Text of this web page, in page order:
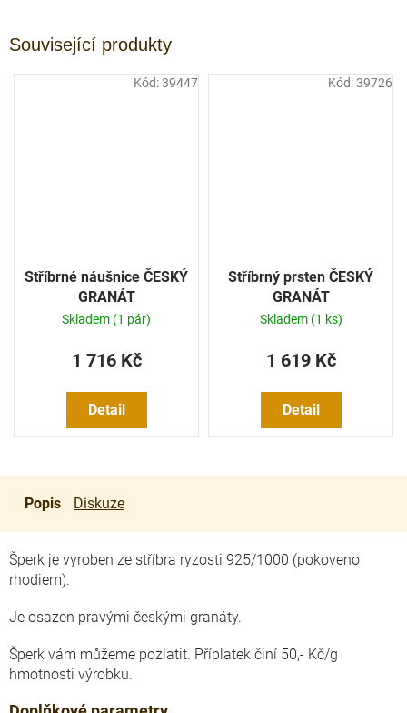
Související produkty
Stříbrné náušnice ČESKÝ
GRANÁT
Skladem (1 pár)
1 716 Kč
Detail
Kód:39447
Stříbrný prsten ČESKÝ
GRANÁT
Skladem (1 ks)
1 619 Kč
Detail
Kód:39726
Popis Diskuze
Šperk je vyroben ze stříbra ryzosti 925/1000 (pokoveno
rhodiem).
Je osazen pravými českými granáty.
Šperk vám můžeme pozlatit. Příplatek činí 50,- Kč/g
hmotnosti výrobku.